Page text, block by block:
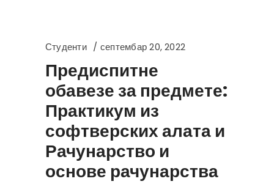
Студенти септембар 20, 2022
Предиспитне
обавезе за предмете:
Практикум из
софтверских алата и
Рачунарство и
основе рачунарства